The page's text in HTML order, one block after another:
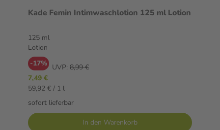
Kade Femin Intimwaschlotion 125 ml Lotion
125 ml
Lotion
-17% UVP: 8,99 €
7,49 €
59,92 € / 1 l
sofort lieferbar
In den Warenkorb